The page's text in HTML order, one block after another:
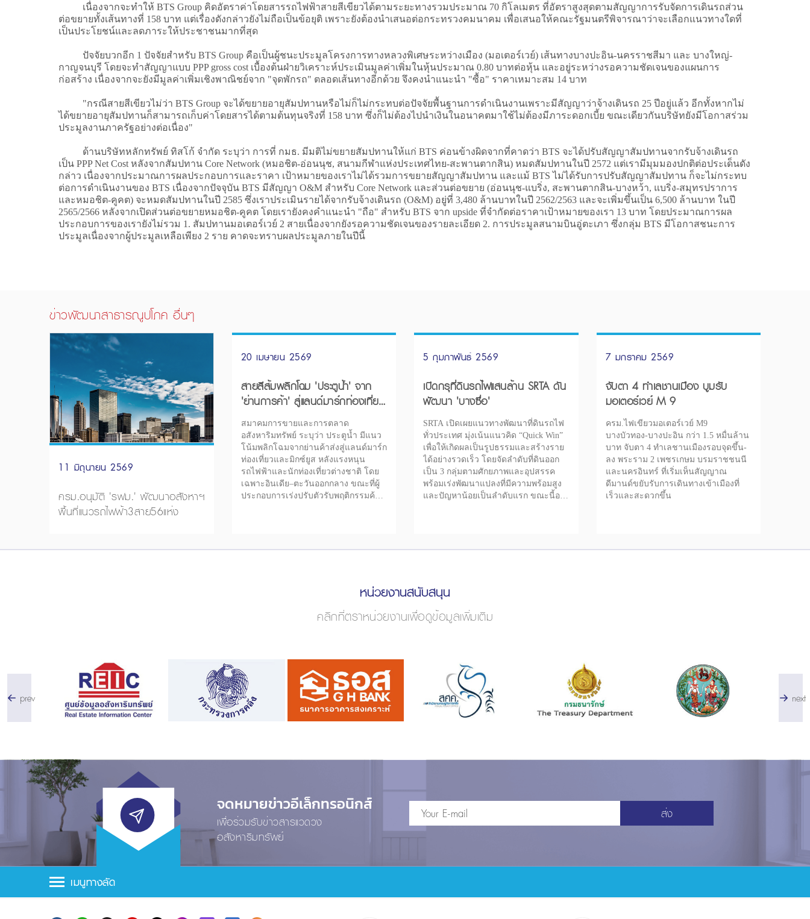
เนื่องจากจะทำให้ BTS Group คิดอัตราค่าโดยสารรถไฟฟ้าสายสีเขียวได้ตามระยะทางรวมประมาณ 70 กิโลเมตร ที่อัตราสูงสุดตามสัญญาการรับจัดการเดินรถส่วน
ต่อขยายทั้งเส้นทางที่ 158 บาท แต่เรื่องดังกล่าวยังไม่ถือเป็นข้อยุติ เพราะยังต้องนำเสนอต่อกระทรวงคมนาคม เพื่อเสนอให้คณะรัฐมนตรีพิจารณาว่าจะเลือกแนวทางใดที่
เป็นประโยชน์และลดภาระให้ประชาชนมากที่สุด
ปัจจัยบวกอีก 1 ปัจจัยสำหรับ BTS Group คือเป็นผู้ชนะประมูลโครงการทางหลวงพิเศษระหว่างเมือง (มอเตอร์เวย์) เส้นทางบางปะอิน-นครราชสีมา และ บางใหญ่-
กาญจนบุรี โดยจะทำสัญญาแบบ PPP gross cost เบื้องต้นฝ่ายวิเคราะห์ประเมินมูลค่าเพิ่มในหุ้นประมาณ 0.80 บาทต่อหุ้น และอยู่ระหว่างรอความชัดเจนของแผนการ
ก่อสร้าง เนื่องจากจะยังมีมูลค่าเพิ่มเชิงพาณิชย์จาก "จุดพักรถ" ตลอดเส้นทางอีกด้วย จึงคงนำแนะนำ "ซื้อ" ราคาเหมาะสม 14 บาท
"กรณีสายสีเขียวไม่ว่า BTS Group จะได้ขยายอายุสัมปทานหรือไม่ก็ไม่กระทบต่อปัจจัยพื้นฐานการดำเนินงานเพราะมีสัญญาว่าจ้างเดินรถ 25 ปีอยู่แล้ว อีกทั้งหากไม่
ได้ขยายอายุสัมปทานก็สามารถเก็บค่าโดยสารได้ตามต้นทุนจริงที่ 158 บาท ซึ่งก็ไม่ต้องไปนำเงินในอนาคตมาใช้ไม่ต้องมีภาระดอกเบี้ย ขณะเดียวกันบริษัทยังมีโอกาสร่วม
ประมูลงานภาครัฐอย่างต่อเนื่อง"
ด้านบริษัทหลักทรัพย์ ทิสโก้ จำกัด ระบุว่า การที่ กมธ. มีมติไม่ขยายสัมปทานให้แก่ BTS ค่อนข้างผิดจากที่คาดว่า BTS จะได้ปรับสัญญาสัมปทานจากรับจ้างเดินรถ
เป็น PPP Net Cost หลังจากสัมปทาน Core Network (หมอชิต-อ่อนนุช, สนามกีฬาแห่งประเทศไทย-สะพานตากสิน) หมดสัมปทานในปี 2572 แต่เรามีมุมมองปกติต่อประเด็นดัง
กล่าว เนื่องจากประมาณการผลประกอบการและราคา เป้าหมายของเราไม่ได้รวมการขยายสัญญาสัมปทาน และแม้ BTS ไม่ได้รับการปรับสัญญาสัมปทาน ก็จะไม่กระทบ
ต่อการดำเนินงานของ BTS เนื่องจากปัจจุบัน BTS มีสัญญา O&M สำหรับ Core Network และส่วนต่อขยาย (อ่อนนุช-แบริ่ง, สะพานตากสิน-บางหว้า, แบริ่ง-สมุทรปราการ
และหมอชิต-คูคต) จะหมดสัมปทานในปี 2585 ซึ่งเราประเมินรายได้จากรับจ้างเดินรถ (O&M) อยู่ที่ 3,480 ล้านบาทในปี 2562/2563 และจะเพิ่มขึ้นเป็น 6,500 ล้านบาท ในปี
2565/2566 หลังจากเปิดส่วนต่อขยายหมอชิต-คูคต โดยเรายังคงคำแนะนำ "ถือ" สำหรับ BTS จาก upside ที่จำกัดต่อราคาเป้าหมายของเรา 13 บาท โดยประมาณการผล
ประกอบการของเรายังไม่รวม 1. สัมปทานมอเตอร์เวย์ 2 สายเนื่องจากยังรอความชัดเจนของรายละเอียด 2. การประมูลสนามบินอู่ตะเภา ซึ่งกลุ่ม BTS มีโอกาสชนะการ
ประมูลเนื่องจากผู้ประมูลเหลือเพียง 2 ราย คาดจะทราบผลประมูลภายในปีนี้
ข่าวพัฒนาสาธารณูปโภค อื่นๆ
11 มิถุนายน 2569
ครม.อนุมัติ 'รฟม.' พัฒนาอสังหาฯ
พื้นที่แนวรถไฟฟ้า3สาย56แห่ง
20 เมษายน 2569
สายสีส้มพลิกโฉม 'ประตูน้ำ' จาก
'ย่านการค้า' สู่แลนด์มาร์กท่องเที่ยว
โลก
สมาคมการขายและการตลาด
อสังหาริมทรัพย์ ระบุว่า ประตูน้ำ มีแนว
โน้มพลิกโฉมจากย่านค้าส่งสู่แลนด์มาร์ก
ท่องเที่ยวและมิกซ์ยูส หลังแรงหนุน
รถไฟฟ้าและนักท่องเที่ยวต่างชาติ โดย
เฉพาะอินเดีย–ตะวันออกกลาง ขณะที่ผู้
ประกอบการเร่งปรับตัวรับพฤติกรรมค้า
5 กุมภาพันธ์ 2569
เปิดกรุที่ดินรถไฟแสนล้าน SRTA ดัน
พัฒนา 'บางซื่อ'
SRTA เปิดเผยแนวทางพัฒนาที่ดินรถไฟ
ทั่วประเทศ มุ่งเน้นแนวคิด “Quick Win”
เพื่อให้เกิดผลเป็นรูปธรรมและสร้างราย
ได้อย่างรวดเร็ว โดยจัดลำดับที่ดินออก
เป็น 3 กลุ่มตามศักยภาพและอุปสรรค
พร้อมเร่งพัฒนาแปลงที่มีความพร้อมสูง
และปัญหาน้อยเป็นลำดับแรก ขณะนี้อยู่
7 มกราคม 2569
จับตา 4 ทำเลชานเมือง บูมรับ
มอเตอร์เวย์ M 9
ครม.ไฟเขียวมอเตอร์เวย์ M9
บางบัวทอง-บางปะอิน กว่า 1.5 หมื่นล้าน
บาท จับตา 4 ทำเลชานเมืองรอบจุดขึ้น-
ลง พระราม 2 เพชรเกษม บรมราชชนนี
และนครอินทร์ ที่เริ่มเห็นสัญญาณ
ดีมานด์ขยับรับการเดินทางเข้าเมืองที่
เร็วและสะดวกขึ้น
หน่วยงานสนับสนุน
คลิกที่ตราหน่วยงานเพื่อดูข้อมูลเพิ่มเติม
prev next
จดหมายข่าวอีเล็กทรอนิกส์
เพื่อร่วมรับข่าวสารแวดวง
อสังหาริมทรัพย์
ส่ง
เมนูทางลัด